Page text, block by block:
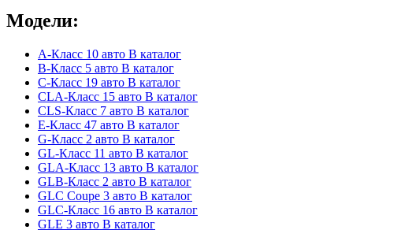
Модели:
A-Класс 10 авто В каталог
B-Класс 5 авто В каталог
C-Класс 19 авто В каталог
CLA-Класс 15 авто В каталог
CLS-Класс 7 авто В каталог
E-Класс 47 авто В каталог
G-Класс 2 авто В каталог
GL-Класс 11 авто В каталог
GLA-Класс 13 авто В каталог
GLB-Класс 2 авто В каталог
GLC Coupe 3 авто В каталог
GLC-Класс 16 авто В каталог
GLE 3 авто В каталог